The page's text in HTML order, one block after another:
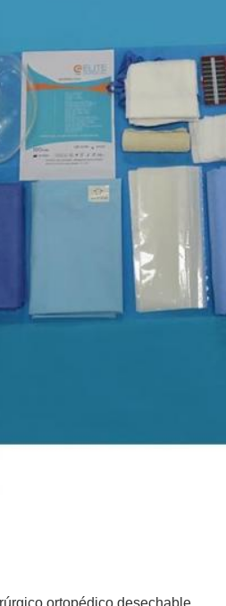
ortopédico desechable